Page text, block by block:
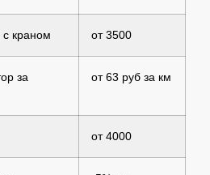
с краном от 3500
за
от 63 руб за км
от 4000